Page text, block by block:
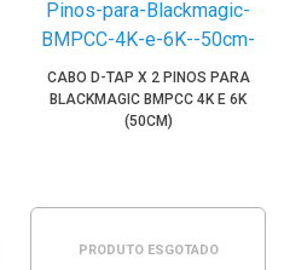
CABO D-TAP X 2 PINOS PARA
BLACKMAGIC BMPCC 4K E 6K
(50CM)
PRODUTO ESGOTADO